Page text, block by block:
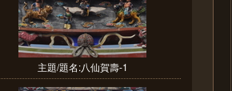
主題/題名:八仙賀壽-1